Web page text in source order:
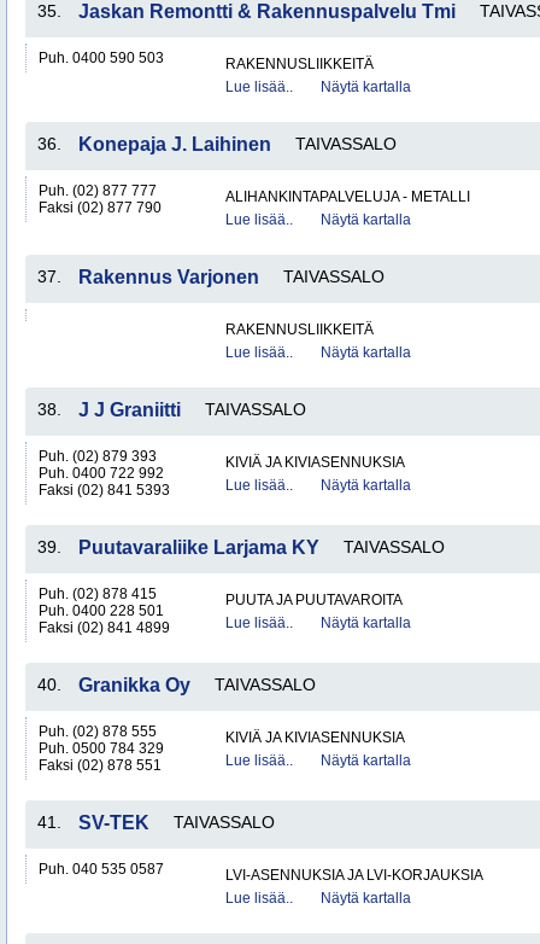
35. Jaskan Remontti & Rakennuspalvelu Tmi
Puh. 0400 590 503
RAKENNUSLIIKKEITÄ
Lue lisää..
Näytä kartalla
36. Konepaja J. Laihinen TAIVASSALO
Puh. (02) 877 777
Faksi (02) 877 790
ALIHANKINTAPALVELUJA - METALLI
Lue lisää..
Näytä kartalla
37. Rakennus Varjonen TAIVASSALO
RAKENNUSLIIKKEITÄ
Lue lisää..
Näytä kartalla
38. J J Graniitti TAIVASSALO
Puh. (02) 879 393
Puh. 0400 722 992
Faksi (02) 841 5393
KIVIÄ JA KIVIASENNUKSIA
Lue lisää..
Näytä kartalla
39. Puutavaraliike Larjama KY TAIVASSALO
Puh. (02) 878 415
Puh. 0400 228 501
Faksi (02) 841 4899
PUUTA JA PUUTAVAROITA
Lue lisää..
Näytä kartalla
40. Granikka Oy TAIVASSALO
Puh. (02) 878 555
Puh. 0500 784 329
Faksi (02) 878 551
KIVIÄ JA KIVIASENNUKSIA
Lue lisää..
Näytä kartalla
41. SV-TEK TAIVASSALO
Puh. 040 535 0587
LVI-ASENNUKSIA JA LVI-KORJAUKSIA
Lue lisää..
Näytä kartalla